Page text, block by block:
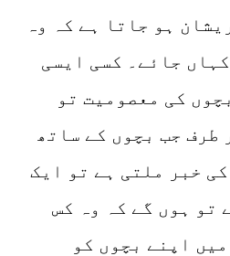
ہو جاتا ہے کہ وہ
جائے۔ کسی ایسی
کی معصومیت تو
طرف جب بچوں کے ساتھ
خبر ملتی ہے تو ایک
تو ہوں گے کہ وہ کس
اپنے بچوں کو